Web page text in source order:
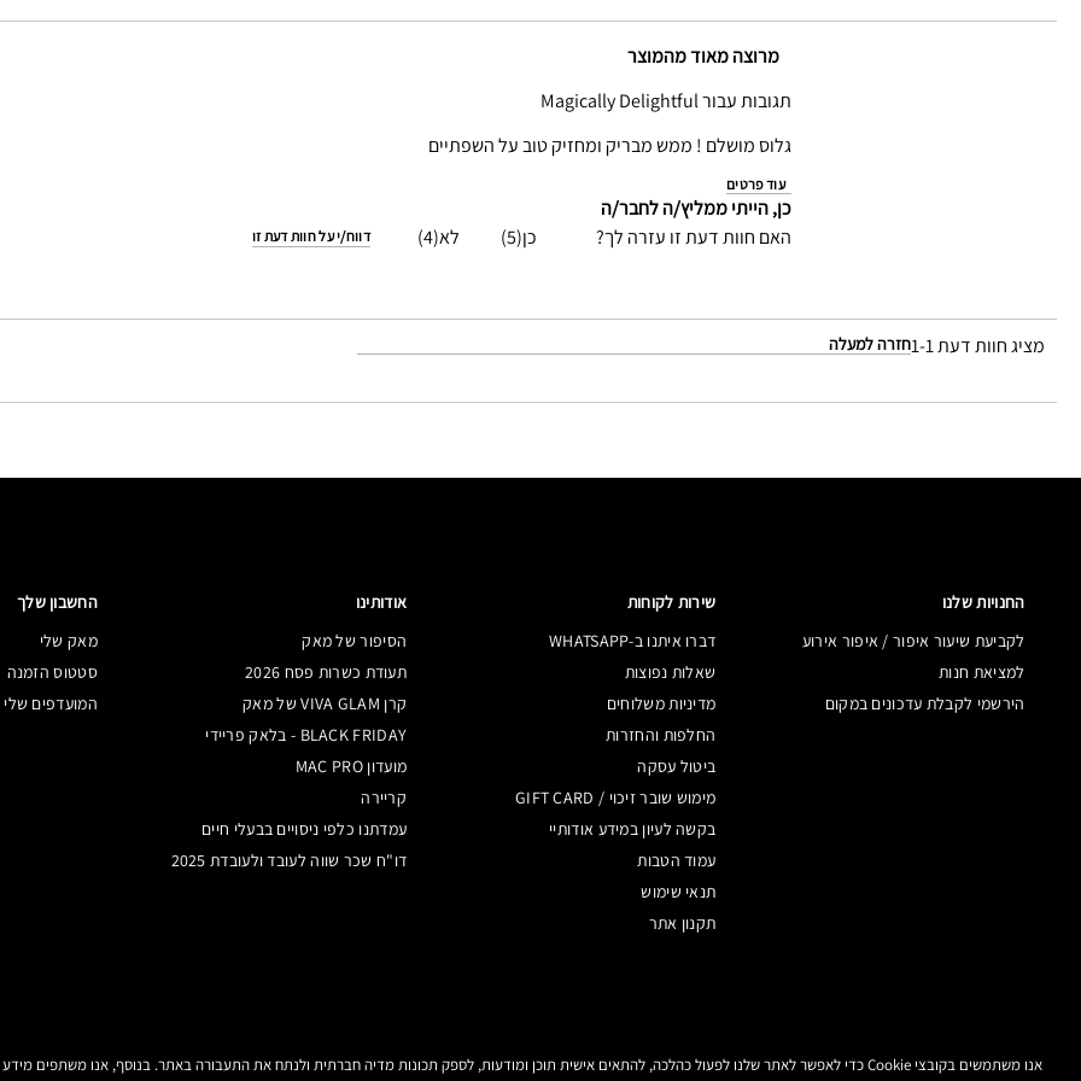
מרוצה מאוד מהמוצר
תגובות עבור Magically Delightful
גלוס מושלם ! ממש מבריק ומחזיק טוב על השפתיים
עוד פרטים
כן, הייתי ממליץ/ה לחבר/ה
האם חוות דעת זו עזרה לך?
5
4 דווח/י על חוות דעת זו
מציג חוות דעת1-1חזרה למעלה
החנויות שלנו
לקביעת שיעור איפור / איפור אירוע
למציאת חנות
הירשמי לקבלת עדכונים במקום
שירות לקוחות
דברו איתנו ב-WHATSAPP
שאלות נפוצות
מדיניות משלוחים
החלפות והחזרות
ביטול עסקה
מימוש שובר זיכוי / GIFT CARD
בקשה לעיון במידע אודותיי
עמוד הטבות
תנאי שימוש
תקנון אתר
אודותינו
הסיפור של מאק
תעודת כשרות פסח 2026
קרן VIVA GLAM של מאק
BLACK FRIDAY - בלאק פריידי
מועדון MAC PRO
קריירה
עמדתנו כלפי ניסויים בבעלי חיים
דו"ח שכר שווה לעובד ולעובדת 2025
החשבון שלך
מאק שלי
סטטוס הזמנה
המועדפים שלי
אנו משתמשים בקובצי Cookie כדי לאפשר לאתר שלנו לפעול כהלכה, להתאים אישית תוכן ומודעות, לספק תכונות מדיה חברתית ולנתח את התעבורה באתר. בנוסף, אנו משתפים מידע אודות השימוש שלך באתר שלנו עם המדיה החברתית ושותפי הפרסום והניתוח שלנו.